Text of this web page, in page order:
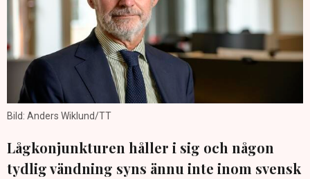
Bild: Anders Wiklund/TT
Lågkonjunkturen håller i sig och någon
tydlig vändning syns ännu inte inom svensk